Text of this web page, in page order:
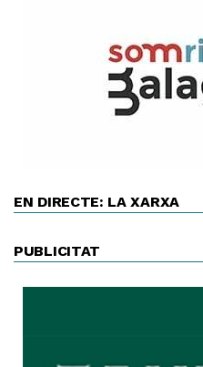
EN DIRECTE: LA XARXA
PUBLICITAT